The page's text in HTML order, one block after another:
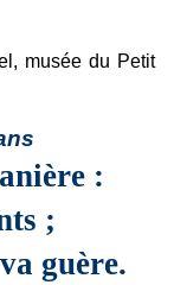
musée du Petit
:
;
guère.